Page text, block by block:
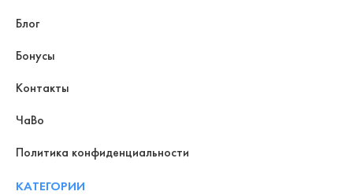
Блог
Бонусы
Контакты
ЧаВо
Политика конфиденциальности
КАТЕГОРИИ